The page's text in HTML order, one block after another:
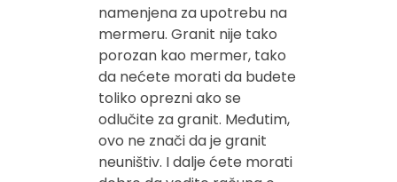
namenjena za upotrebu na
mermeru. Granit nije tako
porozan kao mermer, tako
da nećete morati da budete
toliko oprezni ako se
odlučite za granit. Međutim,
ovo ne znači da je granit
neuništiv. I dalje ćete morati